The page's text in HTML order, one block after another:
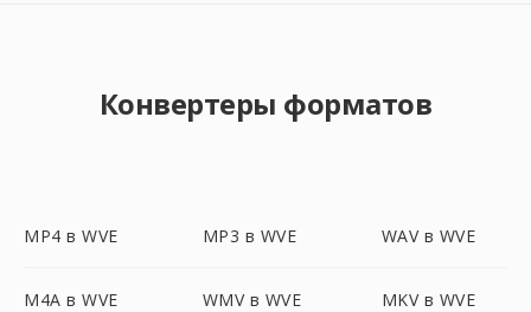
Конвертеры форматов
MP4 в WVE MP3 в WVE WAV в WVE
M4A в WVE WMV в WVE MKV в WVE